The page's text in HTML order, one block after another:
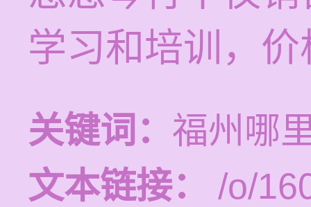
学习和培训，
关键词： 福州哪
文本链接：
/o/